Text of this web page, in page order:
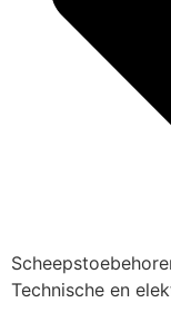
Technische en